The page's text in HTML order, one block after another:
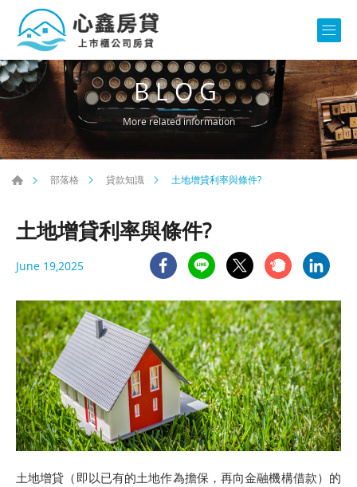
BLOG
More related information
部落格 貸款知識 土地增貸利率與條件?
土地增貸利率與條件?
June 19,2025
土地增貸（即以已有的土地作為擔保，再向金融機構借款）的